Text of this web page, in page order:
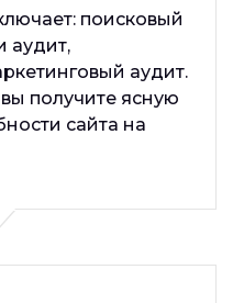
поисковый
аудит,
аудит.
получите ясную
сайта на